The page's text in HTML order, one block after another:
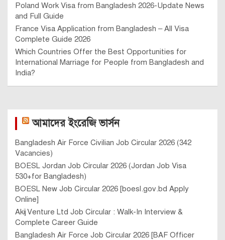
Poland Work Visa from Bangladesh 2026-Update News
and Full Guide
France Visa Application from Bangladesh – All Visa
Complete Guide 2026
Which Countries Offer the Best Opportunities for
International Marriage for People from Bangladesh and
India?
আমাদের ইংরেজি ভার্সন
Bangladesh Air Force Civilian Job Circular 2026 (342
Vacancies)
BOESL Jordan Job Circular 2026 (Jordan Job Visa
530+for Bangladesh)
BOESL New Job Circular 2026 [boesl.gov.bd Apply
Online]
Akij Venture Ltd Job Circular : Walk-In Interview &
Complete Career Guide
Bangladesh Air Force Job Circular 2026 [BAF Officer